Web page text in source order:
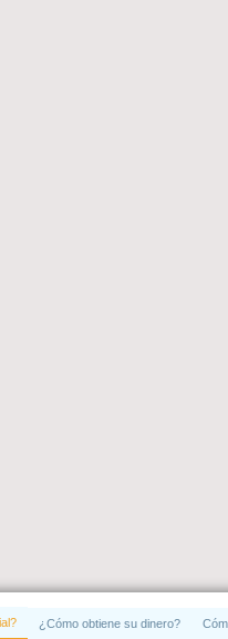
¿Cómo obtiene su dinero?